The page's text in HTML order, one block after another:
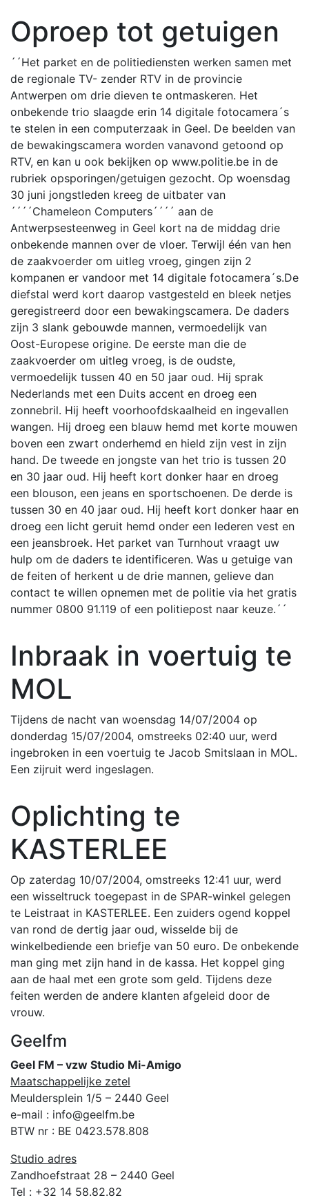
Oproep tot getuigen
´´Het parket en de politiediensten werken samen met
de regionale TV- zender RTV in de provincie
Antwerpen om drie dieven te ontmaskeren. Het
onbekende trio slaagde erin 14 digitale fotocamera´s
te stelen in een computerzaak in Geel. De beelden van
de bewakingscamera worden vanavond getoond op
RTV, en kan u ook bekijken op www.politie.be in de
rubriek opsporingen/getuigen gezocht. Op woensdag
30 juni jongstleden kreeg de uitbater van
´´´´Chameleon Computers´´´´ aan de
Antwerpsesteenweg in Geel kort na de middag drie
onbekende mannen over de vloer. Terwijl één van hen
de zaakvoerder om uitleg vroeg, gingen zijn 2
kompanen er vandoor met 14 digitale fotocamera´s.De
diefstal werd kort daarop vastgesteld en bleek netjes
geregistreerd door een bewakingscamera. De daders
zijn 3 slank gebouwde mannen, vermoedelijk van
Oost-Europese origine. De eerste man die de
zaakvoerder om uitleg vroeg, is de oudste,
vermoedelijk tussen 40 en 50 jaar oud. Hij sprak
Nederlands met een Duits accent en droeg een
zonnebril. Hij heeft voorhoofdskaalheid en ingevallen
wangen. Hij droeg een blauw hemd met korte mouwen
boven een zwart onderhemd en hield zijn vest in zijn
hand. De tweede en jongste van het trio is tussen 20
en 30 jaar oud. Hij heeft kort donker haar en droeg
een blouson, een jeans en sportschoenen. De derde is
tussen 30 en 40 jaar oud. Hij heeft kort donker haar en
droeg een licht geruit hemd onder een lederen vest en
een jeansbroek. Het parket van Turnhout vraagt uw
hulp om de daders te identificeren. Was u getuige van
de feiten of herkent u de drie mannen, gelieve dan
contact te willen opnemen met de politie via het gratis
nummer 0800 91.119 of een politiepost naar keuze.´´
Inbraak in voertuig te
MOL
Tijdens de nacht van woensdag 14/07/2004 op
donderdag 15/07/2004, omstreeks 02:40 uur, werd
ingebroken in een voertuig te Jacob Smitslaan in MOL.
Een zijruit werd ingeslagen.
Oplichting te
KASTERLEE
Op zaterdag 10/07/2004, omstreeks 12:41 uur, werd
een wisseltruck toegepast in de SPAR-winkel gelegen
te Leistraat in KASTERLEE. Een zuiders ogend koppel
van rond de dertig jaar oud, wisselde bij de
winkelbediende een briefje van 50 euro. De onbekende
man ging met zijn hand in de kassa. Het koppel ging
aan de haal met een grote som geld. Tijdens deze
feiten werden de andere klanten afgeleid door de
vrouw.
Geelfm
Geel FM – vzw Studio Mi-Amigo
Maatschappelijke zetel
Meuldersplein 1/5 – 2440 Geel
e-mail : info@geelfm.be
BTW nr : BE 0423.578.808
Studio adres
Zandhoefstraat 28 – 2440 Geel
Tel : +32 14 58.82.82